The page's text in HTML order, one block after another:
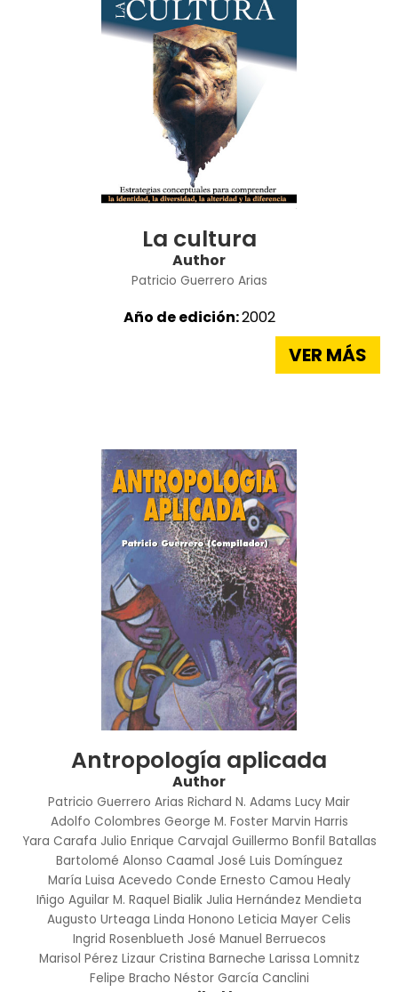
La cultura
Author
Patricio Guerrero Arias
Año de edición:2002
VER MÁS
Antropología aplicada
Author
Patricio Guerrero Arias Richard N. Adams Lucy Mair
Adolfo Colombres George M. Foster Marvin Harris
Yara Carafa Julio Enrique Carvajal Guillermo Bonfil Batallas
Bartolomé Alonso Caamal José Luis Domínguez
María Luisa Acevedo Conde Ernesto Camou Healy
Iñigo Aguilar M. Raquel Bialik Julia Hernández Mendieta
Augusto Urteaga Linda Honono Leticia Mayer Celis
Ingrid Rosenblueth José Manuel Berruecos
Marisol Pérez Lizaur Cristina Barneche Larissa Lomnitz
Felipe Bracho Néstor García Canclini